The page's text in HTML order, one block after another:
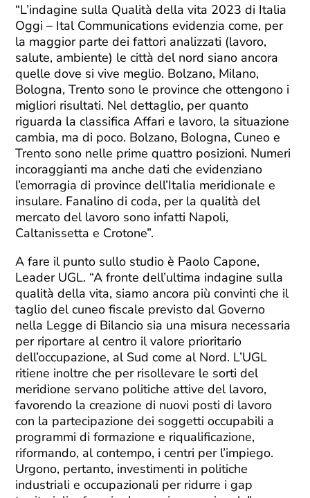
“L’indagine sulla Qualità della vita 2023 di Italia
Oggi – Ital Communications evidenzia come, per
la maggior parte dei fattori analizzati (lavoro,
salute, ambiente) le città del nord siano ancora
quelle dove si vive meglio. Bolzano, Milano,
Bologna, Trento sono le province che ottengono i
migliori risultati. Nel dettaglio, per quanto
riguarda la classifica Affari e lavoro, la situazione
cambia, ma di poco. Bolzano, Bologna, Cuneo e
Trento sono nelle prime quattro posizioni. Numeri
incoraggianti ma anche dati che evidenziano
l’emorragia di province dell’Italia meridionale e
insulare. Fanalino di coda, per la qualità del
mercato del lavoro sono infatti Napoli,
Caltanissetta e Crotone”.
A fare il punto sullo studio è Paolo Capone,
Leader UGL. “A fronte dell’ultima indagine sulla
qualità della vita, siamo ancora più convinti che il
taglio del cuneo fiscale previsto dal Governo
nella Legge di Bilancio sia una misura necessaria
per riportare al centro il valore prioritario
dell’occupazione, al Sud come al Nord. L’UGL
ritiene inoltre che per risollevare le sorti del
meridione servano politiche attive del lavoro,
favorendo la creazione di nuovi posti di lavoro
con la partecipazione dei soggetti occupabili a
programmi di formazione e riqualificazione,
riformando, al contempo, i centri per l’impiego.
Urgono, pertanto, investimenti in politiche
industriali e occupazionali per ridurre i gap